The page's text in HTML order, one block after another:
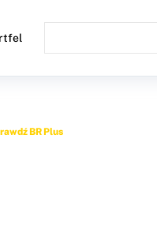
BR Plus